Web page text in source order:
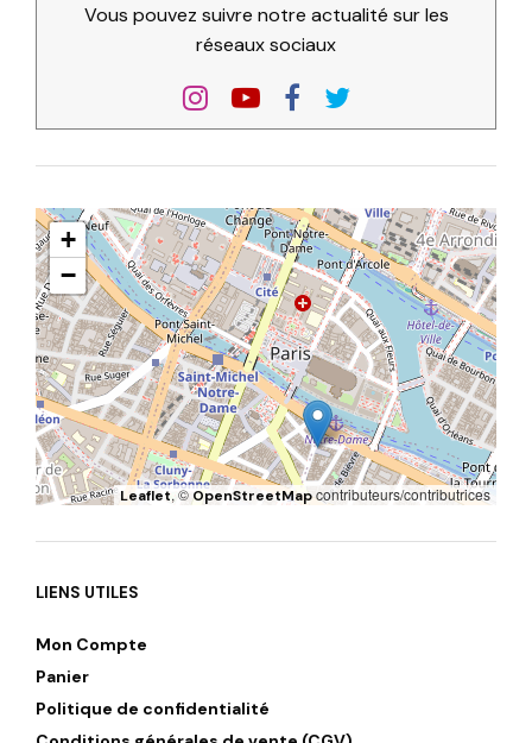
Vous pouvez suivre notre actualité sur les
réseaux sociaux
+
−
Leaflet, ©OpenStreetMapcontributeurs/contributrices
LIENS UTILES
Mon Compte
Panier
Politique de confidentialité